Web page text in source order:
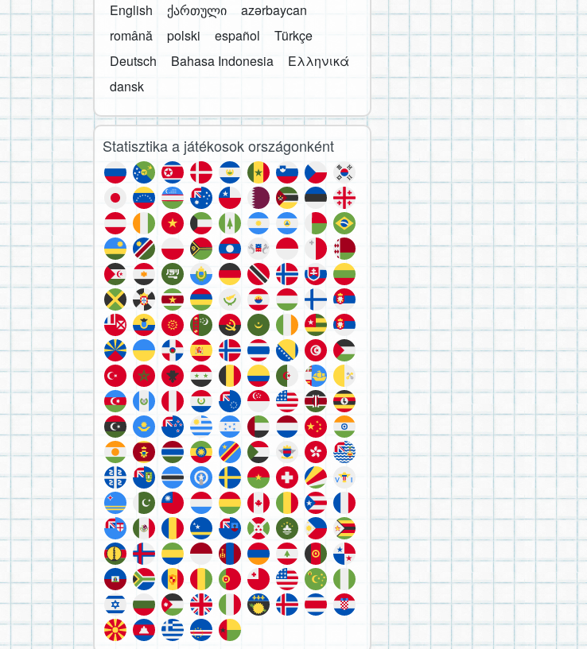
English
ქართული
azərbaycan
română
polski español
Türkçe
Deutsch
Bahasa Indonesia
Ελληνικά
dansk
Statisztika a játékosok országonként